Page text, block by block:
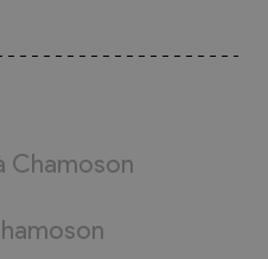
Chamoson